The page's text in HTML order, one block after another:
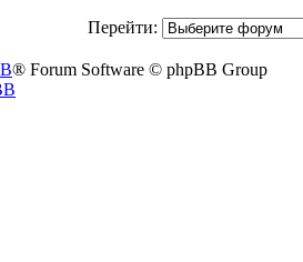
Перейти:
® Forum Software © phpBB Group